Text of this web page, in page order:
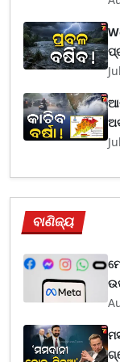
ବାଣିଜ୍ୟ